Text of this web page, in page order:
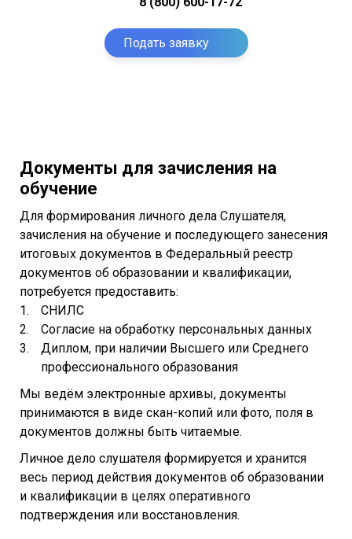
Подать заявку
Документы для зачисления на
обучение
Для формирования личного дела Слушателя,
зачисления на обучение и последующего занесения
итоговых документов в Федеральный реестр
документов об образовании и квалификации,
потребуется предоставить:
СНИЛС
Согласие на обработку персональных данных
Диплом, при наличии Высшего или Среднего
профессионального образования
Мы ведём электронные архивы, документы
принимаются в виде скан-копий или фото, поля в
документов должны быть читаемые.
Личное дело слушателя формируется и хранится
весь период действия документов об образовании
и квалификации в целях оперативного
подтверждения или восстановления.